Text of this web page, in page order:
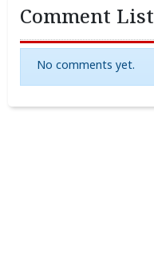
Comment List
No comments yet.